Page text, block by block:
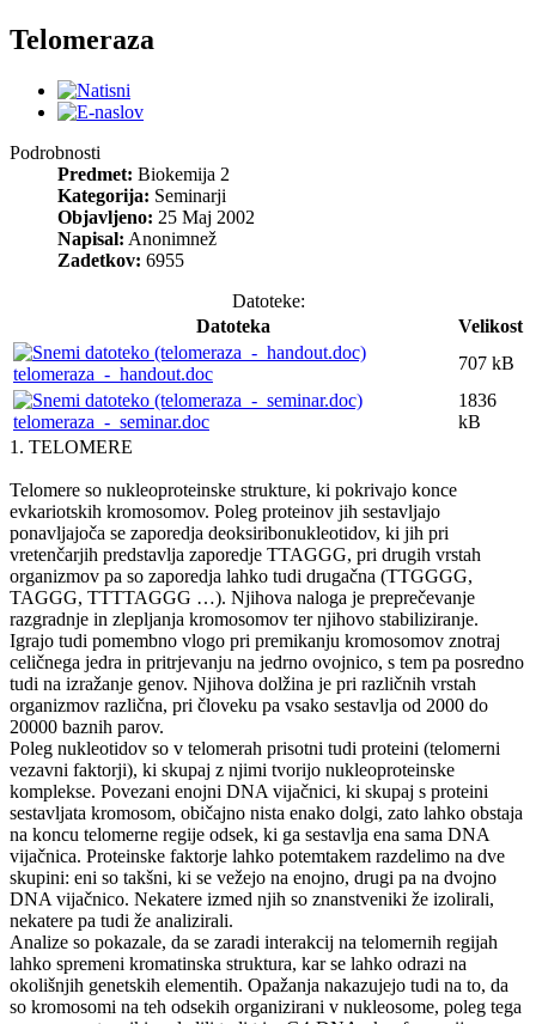
Telomeraza
Podrobnosti
Predmet: Biokemija 2
Kategorija: Seminarji
Objavljeno: 25 Maj 2002
Napisal: Anonimnež
Zadetkov: 6955
Datoteke:
Datoteka
Velikost
telomeraza_-_handout.doc
707 kB
telomeraza_-_seminar.doc
1836
kB
1. TELOMERE
Telomere so nukleoproteinske strukture, ki pokrivajo konce
evkariotskih kromosomov. Poleg proteinov jih sestavljajo
ponavljajoča se zaporedja deoksiribonukleotidov, ki jih pri
vretenčarjih predstavlja zaporedje TTAGGG, pri drugih vrstah
organizmov pa so zaporedja lahko tudi drugačna (TTGGGG,
TAGGG, TTTTAGGG …). Njihova naloga je preprečevanje
razgradnje in zlepljanja kromosomov ter njihovo stabiliziranje.
Igrajo tudi pomembno vlogo pri premikanju kromosomov znotraj
celičnega jedra in pritrjevanju na jedrno ovojnico, s tem pa posredno
tudi na izražanje genov. Njihova dolžina je pri različnih vrstah
organizmov različna, pri človeku pa vsako sestavlja od 2000 do
20000 baznih parov.
Poleg nukleotidov so v telomerah prisotni tudi proteini (telomerni
vezavni faktorji), ki skupaj z njimi tvorijo nukleoproteinske
komplekse. Povezani enojni DNA vijačnici, ki skupaj s proteini
sestavljata kromosom, običajno nista enako dolgi, zato lahko obstaja
na koncu telomerne regije odsek, ki ga sestavlja ena sama DNA
vijačnica. Proteinske faktorje lahko potemtakem razdelimo na dve
skupini: eni so takšni, ki se vežejo na enojno, drugi pa na dvojno
DNA vijačnico. Nekatere izmed njih so znanstveniki že izolirali,
nekatere pa tudi že analizirali.
Analize so pokazale, da se zaradi interakcij na telomernih regijah
lahko spremeni kromatinska struktura, kar se lahko odrazi na
okolišnjih genetskih elementih. Opažanja nakazujejo tudi na to, da
so kromosomi na teh odsekih organizirani v nukleosome, poleg tega